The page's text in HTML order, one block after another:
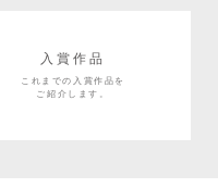
入賞作品
これまでの入賞作品を
ご紹介します。